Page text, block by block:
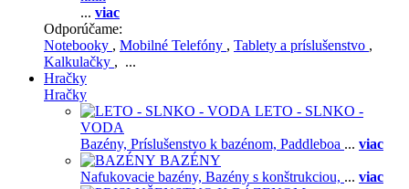
... viac
Odporúčame:
Notebooky , Mobilné Telefóny , Tablety a príslušenstvo ,
Kalkulačky , ...
Hračky
Hračky
LETO - SLNKO -
VODA
Bazény, Príslušenstvo k bazénom, Paddleboa ... viac
BAZÉNY
Nafukovacie bazény, Bazény s konštrukciou, ... viac